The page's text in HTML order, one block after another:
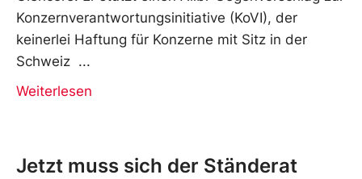
Konzernverantwortungsinitiative (KoVI), der
keinerlei Haftung für Konzerne mit Sitz in der
Schweiz
Weiterlesen
Jetzt muss sich der Ständerat